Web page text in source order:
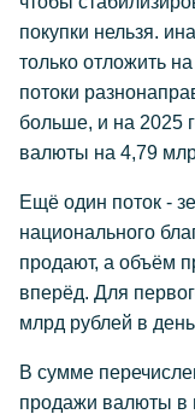
покупки нельзя.
только отложить
потоки
больше, и на 2025
валюты на 4,79
Ещё один поток -
национального
продают, а объём
вперёд. Для
млрд рублей в
В сумме
продажи валюты в